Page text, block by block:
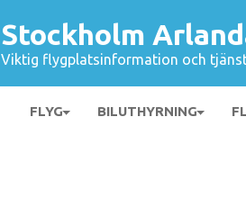
Stockholm
Viktig flygplatsinformation och
FLYG BILUTHYRNING